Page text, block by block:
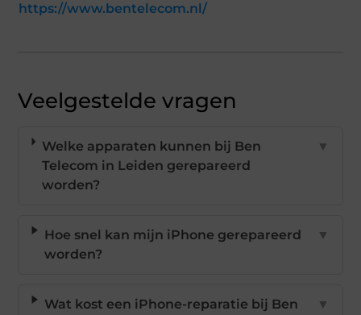
https://www.bentelecom.nl/
Veelgestelde vragen
Welke apparaten kunnen bij Ben
Telecom in Leiden gerepareerd
worden?
▼
Hoe snel kan mijn iPhone gerepareerd
worden?
▼
Wat kost een iPhone-reparatie bij Ben
▼